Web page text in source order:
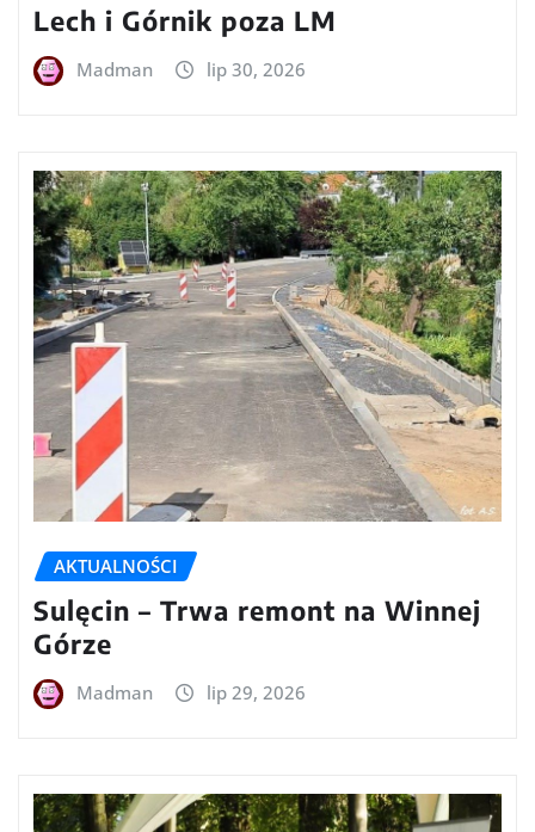
Lech i Górnik poza LM
Madman lip 30, 2026
AKTUALNOŚCI
Sulęcin – Trwa remont na Winnej
Górze
Madman lip 29, 2026